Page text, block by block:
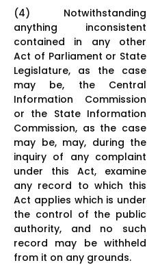
(4) Notwithstanding
anything inconsistent
contained in any other
Act of Parliament or State
Legislature, as the case
may be, the Central
Information Commission
or the State Information
Commission, as the case
may be, may, during the
inquiry of any complaint
under this Act, examine
any record to which this
Act applies which is under
the control of the public
authority, and no such
record may be withheld
from it on any grounds.